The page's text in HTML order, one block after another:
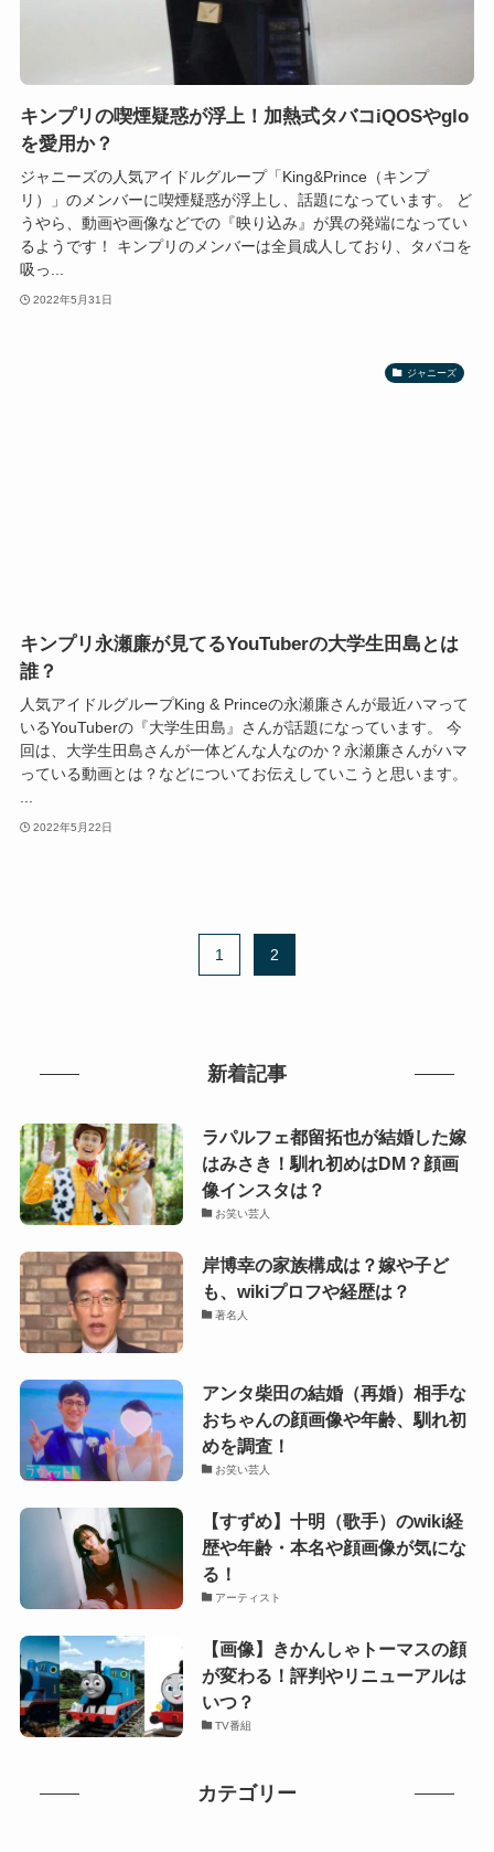
キンプリの喫煙疑惑が浮上！加熱式タバコiQOSやglo
を愛用か？
ジャニーズの人気アイドルグループ「King&Prince（キンプ
リ）」のメンバーに喫煙疑惑が浮上し、話題になっています。 ど
うやら、動画や画像などでの『映り込み』が異の発端になってい
るようです！ キンプリのメンバーは全員成人しており、タバコを
吸っ...
2022年5月31日
ジャニーズ
キンプリ永瀬廉が見てるYouTuberの大学生田島とは
誰？
人気アイドルグループKing & Princeの永瀬廉さんが最近ハマって
いるYouTuberの『大学生田島』さんが話題になっています。 今
回は、大学生田島さんが一体どんな人なのか？永瀬廉さんがハマ
っている動画とは？などについてお伝えしていこうと思います。
2022年5月22日
1 2
新着記事
ラパルフェ都留拓也が結婚した嫁
はみさき！馴れ初めはDM？顔画
像インスタは？
お笑い芸人
岸博幸の家族構成は？嫁や子ど
も、wikiプロフや経歴は？
著名人
アンタ柴田の結婚（再婚）相手な
おちゃんの顔画像や年齢、馴れ初
めを調査！
お笑い芸人
【すずめ】十明（歌手）のwiki経
歴や年齢・本名や顔画像が気にな
る！
アーティスト
【画像】きかんしゃトーマスの顔
が変わる！評判やリニューアルは
いつ？
TV番組
カテゴリー